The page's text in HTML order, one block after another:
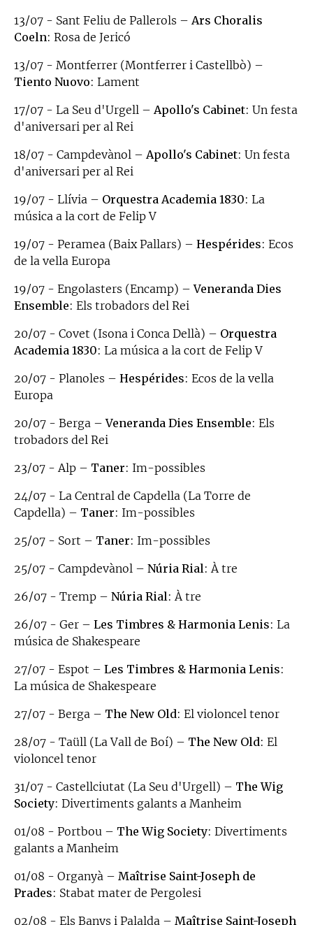
13/07 - Sant Feliu de Pallerols – Ars Choralis
Coeln: Rosa de Jericó
13/07 - Montferrer (Montferrer i Castellbò) –
Tiento Nuovo: Lament
17/07 - La Seu d'Urgell – Apollo's Cabinet: Un festa
d'aniversari per al Rei
18/07 - Campdevànol – Apollo's Cabinet: Un festa
d'aniversari per al Rei
19/07 - Llívia – Orquestra Academia 1830: La
música a la cort de Felip V
19/07 - Peramea (Baix Pallars) – Hespérides: Ecos
de la vella Europa
19/07 - Engolasters (Encamp) –Veneranda Dies
Ensemble: Els trobadors del Rei
20/07 - Covet (Isona i Conca Dellà) – Orquestra
Academia 1830: La música a la cort de Felip V
20/07 - Planoles – Hespérides: Ecos de la vella
Europa
20/07 - Berga –Veneranda Dies Ensemble: Els
trobadors del Rei
23/07 - Alp – Taner: Im-possibles
24/07 - La Central de Capdella (La Torre de
Capdella) – Taner: Im-possibles
25/07 - Sort – Taner: Im-possibles
25/07 - Campdevànol – Núria Rial : À tre
26/07 - Tremp – Núria Rial : À tre
26/07 - Ger – Les Timbres & Harmonia Lenis: La
música de Shakespeare
27/07 - Espot – Les Timbres & Harmonia Lenis:
La música de Shakespeare
27/07 - Berga – The New Old: El violoncel tenor
28/07 - Taüll (La Vall de Boí) – The New Old: El
violoncel tenor
31/07 - Castellciutat (La Seu d'Urgell) – The Wig
Society: Divertiments galants a Manheim
01/08 - Portbou – The Wig Society: Divertiments
galants a Manheim
01/08 - Organyà – Maîtrise Saint-Joseph de
Prades: Stabat mater de Pergolesi
02/08 - Els Banys i Palalda – Maîtrise Saint-Joseph